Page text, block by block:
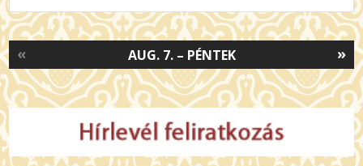
»
AUG. 7. – PÉNTEK
«